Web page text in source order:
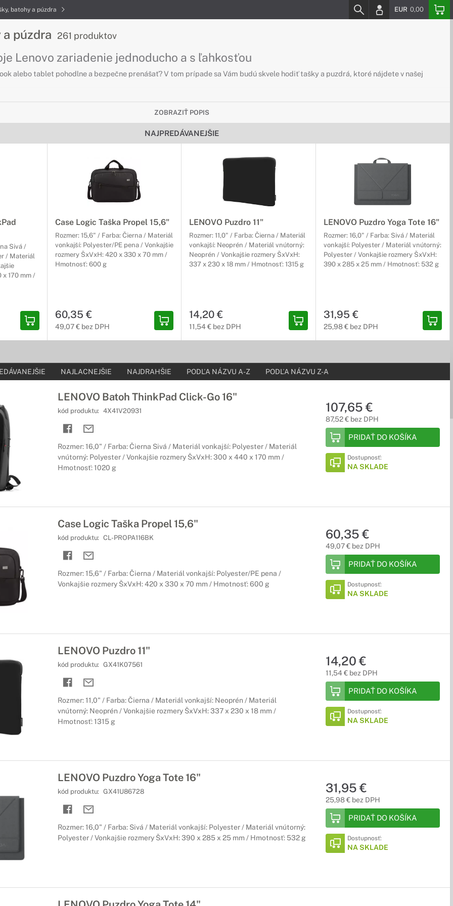
batohy a púzdra EUR 0,00
púzdra 261 produktov
Lenovo zariadenie jednoducho a s ľahkosťou
alebo tablet pohodlne a bezpečne prenášať? V tom prípade sa Vám budú skvele hodiť tašky a puzdrá, ktoré nájdete v našej
a iné zariadenia s rozmerom do 10 palcov bezpečne a pohodlne.
veľkosti 10 až 12 palcov
väčších tabletov
nosiť väčší tablet, poprípade malý notebook, určite budete potrebovať kvalitné a odolné púzdra. V našej ponuke nájdete všetko
týchto zariadení.
veľkosti 13 až 14 palcov
kdekoľvek
sú určené pre 13 až 14-palcové notebooky. Vďaka nim udržíte svoje zariadenie v bezpečí a ľahko ho zoberiete všade tam, kam
púzdra veľkosti 15 až 16 palcov
púzdra 17 a viac palcov
byť záťaž
17 a viac palcov majú okrem väčších rozmerov aj vyššiu hmotnosť. Preto máme pre Vás kvalitné tašky a batohy, ktoré sú
prenášanie väčších zariadení.
ZOBRAZIŤ POPIS
NAJPREDÁVANEJŠIE
Sivá /
/ Materiál
x 170 mm /
Case Logic Taška Propel 15,6"
Rozmer: 15,6" / Farba: Čierna / Materiál
vonkajší: Polyester/PE pena / Vonkajšie
rozmery ŠxVxH: 420 x 330 x 70 mm /
Hmotnosť: 600 g
60,35 €
49,07 € bez DPH
LENOVO Puzdro 11"
Rozmer: 11,0" / Farba: Čierna / Materiál
vonkajší: Neoprén / Materiál vnútorný:
Neoprén / Vonkajšie rozmery ŠxVxH:
337 x 230 x 18 mm / Hmotnosť: 1315 g
14,20 €
11,54 € bez DPH
LENOVO Puzdro Yoga Tote 16"
Rozmer: 16,0" / Farba: Sivá / Materiál
vonkajší: Polyester / Materiál vnútorný:
Polyester / Vonkajšie rozmery ŠxVxH:
390 x 285 x 25 mm / Hmotnosť: 532 g
31,95 €
25,98 € bez DPH
NAJLACNEJŠIE NAJDRAHŠIE PODĽA NÁZVU A-Z PODĽA NÁZVU Z-A
LENOVO Batoh ThinkPad Click-Go 16"
kód produktu: 4X41V20931
Rozmer: 16,0" / Farba: Čierna Sivá / Materiál vonkajší: Polyester / Materiál
vnútorný: Polyester / Vonkajšie rozmery ŠxVxH: 300 x 440 x 170 mm /
Hmotnosť: 1020 g
107,65 €
87,52 € bez DPH
PRIDAŤ DO KOŠÍKA
Dostupnosť:
NA SKLADE
Case Logic Taška Propel 15,6"
kód produktu: CL-PROPA116BK
Rozmer: 15,6" / Farba: Čierna / Materiál vonkajší: Polyester/PE pena /
Vonkajšie rozmery ŠxVxH: 420 x 330 x 70 mm / Hmotnosť: 600 g
60,35 €
49,07 € bez DPH
PRIDAŤ DO KOŠÍKA
Dostupnosť:
NA SKLADE
LENOVO Puzdro 11"
kód produktu: GX41K07561
Rozmer: 11,0" / Farba: Čierna / Materiál vonkajší: Neoprén / Materiál
vnútorný: Neoprén / Vonkajšie rozmery ŠxVxH: 337 x 230 x 18 mm /
Hmotnosť: 1315 g
14,20 €
11,54 € bez DPH
PRIDAŤ DO KOŠÍKA
Dostupnosť:
NA SKLADE
LENOVO Puzdro Yoga Tote 16"
kód produktu: GX41U86728
Rozmer: 16,0" / Farba: Sivá / Materiál vonkajší: Polyester / Materiál vnútorný:
Polyester / Vonkajšie rozmery ŠxVxH: 390 x 285 x 25 mm / Hmotnosť: 532 g
31,95 €
25,98 € bez DPH
PRIDAŤ DO KOŠÍKA
Dostupnosť:
NA SKLADE